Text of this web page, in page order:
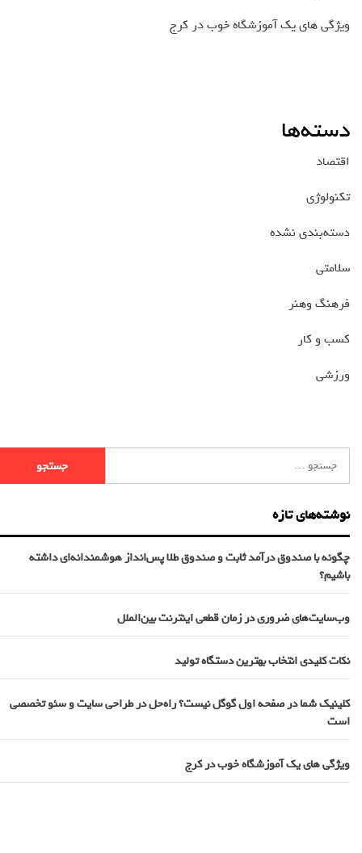
ویژگی های یک آموزشگاه خوب در کرج
دسته‌ها
اقتصاد
تکنولوژی
دسته‌بندی نشده
سلامتی
فرهنگ وهنر
کسب و کار
ورزشی
نوشته‌های تازه
چگونه با صندوق درآمد ثابت و صندوق طلا پس‌انداز هوشمندانه‌ای داشته
باشیم؟
وب‌سایت‌های ضروری در زمان قطعی اینترنت بین‌الملل
نکات کلیدی انتخاب بهترین دستگاه تولید
کلینیک شما در صفحه اول گوگل نیست؟ راه‌حل در طراحی سایت و سئو تخصصی
است
ویژگی های یک آموزشگاه خوب در کرج